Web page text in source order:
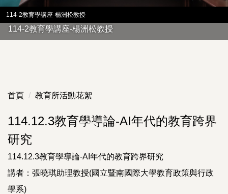
114-2教育學講座-楊洲松教授
114-2教育學講座-楊洲松教授
首頁 教育所活動花絮
114.12.3教育學導論-AI年代的教育跨界
研究
114.12.3教育學導論-AI年代的教育跨界研究
講者：張曉琪助理教授(國立暨南國際大學教育政策與行政
學系)